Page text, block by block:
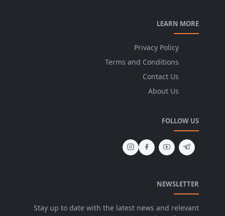
LEARN MORE
Privacy Policy
Terms and Conditions
Contact Us
About Us
FOLLOW US
NEWSLETTER
Stay up to date with the latest news and relevant